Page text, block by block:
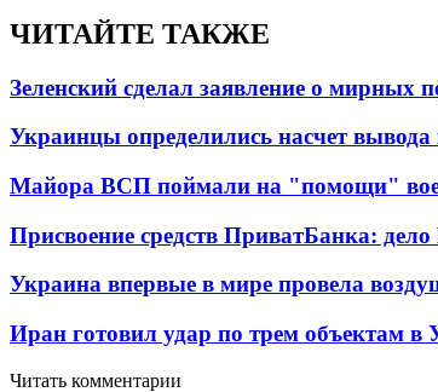
ЧИТАЙТЕ ТАКЖЕ
Зеленский сделал заявление о мирных
Украинцы определились насчет вывода
Майора ВСП поймали на "помощи"
Присвоение средств ПриватБанка:
Украина впервые в мире провела
Иран готовил удар по трем объектам
Читать комментарии